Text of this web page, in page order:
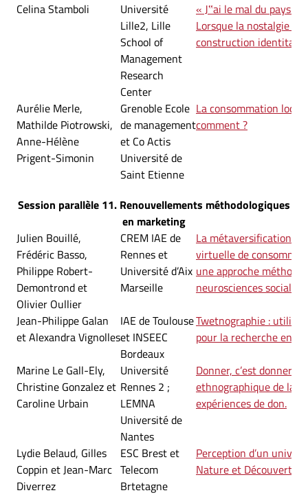
Celina Stamboli
Université
Lille2, Lille
School of
Management
Research
Center
« J‟ai le mal du pays » :
Lorsque la nostalgie
construction
Aurélie Merle,
Mathilde Piotrowski,
Anne-Hélène
Prigent-Simonin
Grenoble Ecole
de management
et Co Actis
Université de
Saint Etienne
La consommation
comment ?
Session parallèle 11. Renouvellements méthodologiques
en marketing
Julien Bouillé,
Frédéric Basso,
Philippe Robert-
Demontrond et
Olivier Oullier
CREM IAE de
Rennes et
Université d’Aix
Marseille
La métaversification de
virtuelle de
une approche
neurosciences sociales
Jean-Philippe Galan
et Alexandra Vignolles
IAE de Toulouse
et INSEEC
Bordeaux
Twetnographie :
pour la recherche en
Marine Le Gall-Ely,
Christine Gonzalez et
Caroline Urbain
Université
Rennes 2 ;
LEMNA
Université de
Nantes
Donner, c’est donner ?
ethnographique de la
expériences de don.
Lydie Belaud, Gilles
Coppin et Jean-Marc
Diverrez
ESC Brest et
Telecom
Brtetagne
Perception d’un
Nature et Découvertes